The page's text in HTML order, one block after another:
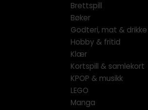
Brettspill
Bøker
Godteri, mat & drikke
Hobby & fritid
Klær
Kortspill & samlekort
KPOP & musikk
LEGO
Manga